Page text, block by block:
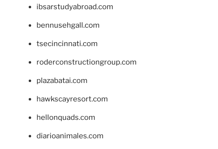
ibsarstudyabroad.com
bennusehgall.com
tsecincinnati.com
roderconstructiongroup.com
plazabatai.com
hawkscayresort.com
hellonquads.com
diarioanimales.com